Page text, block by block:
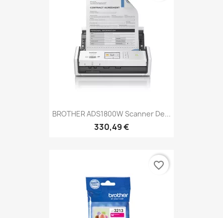
BROTHER ADS1800W Scanner De...
330,49 €
favorite_border